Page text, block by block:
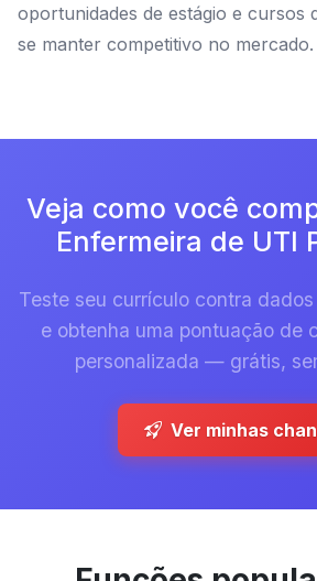
oportunidades de estágio e cursos
se manter competitivo no mercado.
Veja como você
Enfermeira de UTI
Teste seu currículo contra
e obtenha uma pontuação de
personalizada — grátis,
Ver minhas